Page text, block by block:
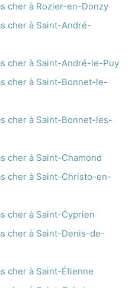
cher à Rozier-en-Donzy
cher à Saint-André-
cher à Saint-André-le-Puy
cher à Saint-Bonnet-le-
cher à Saint-Bonnet-les-
cher à Saint-Chamond
cher à Saint-Christo-en-
cher à Saint-Cyprien
cher à Saint-Denis-de-
cher à Saint-Étienne